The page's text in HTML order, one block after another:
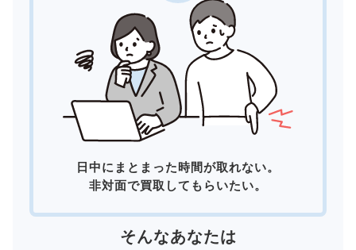
日中にまとまった時間が取れない。
非対面で買取してもらいたい。
そんなあなたは